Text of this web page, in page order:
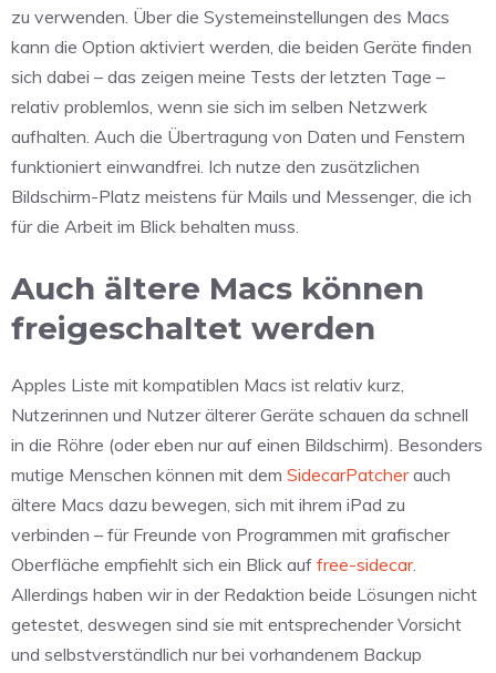
zu verwenden. Über die Systemeinstellungen des Macs
kann die Option aktiviert werden, die beiden Geräte finden
sich dabei – das zeigen meine Tests der letzten Tage –
relativ problemlos, wenn sie sich im selben Netzwerk
aufhalten. Auch die Übertragung von Daten und Fenstern
funktioniert einwandfrei. Ich nutze den zusätzlichen
Bildschirm-Platz meistens für Mails und Messenger, die ich
für die Arbeit im Blick behalten muss.
Auch ältere Macs können
freigeschaltet werden
Apples Liste mit kompatiblen Macs ist relativ kurz,
Nutzerinnen und Nutzer älterer Geräte schauen da schnell
in die Röhre (oder eben nur auf einen Bildschirm). Besonders
mutige Menschen können mit dem SidecarPatcherauch
ältere Macs dazu bewegen, sich mit ihrem iPad zu
verbinden – für Freunde von Programmen mit grafischer
Oberfläche empfiehlt sich ein Blick auf free-sidecar.
Allerdings haben wir in der Redaktion beide Lösungen nicht
getestet, deswegen sind sie mit entsprechender Vorsicht
und selbstverständlich nur bei vorhandenem Backup